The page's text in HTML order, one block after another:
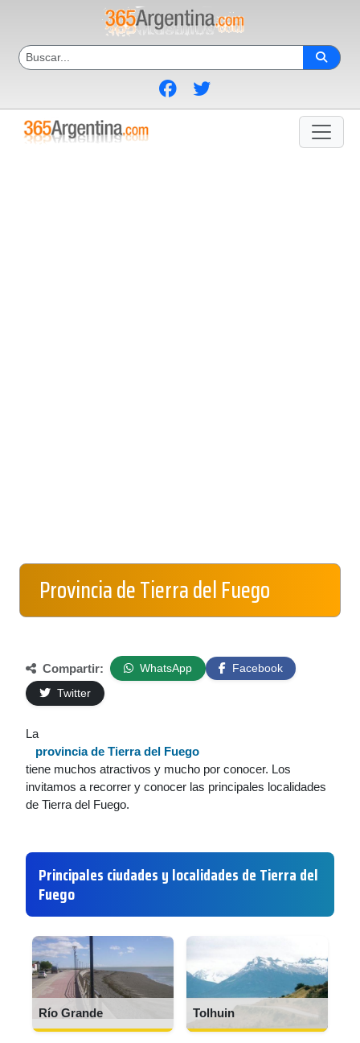
Provincia de Tierra del Fuego
Compartir: WhatsApp
Facebook
Twitter
La
provincia de Tierra del Fuego
tiene muchos atractivos y mucho por conocer. Los
invitamos a recorrer y conocer las principales localidades
de Tierra del Fuego.
Principales ciudades y localidades de Tierra del
Fuego
Río Grande Tolhuin